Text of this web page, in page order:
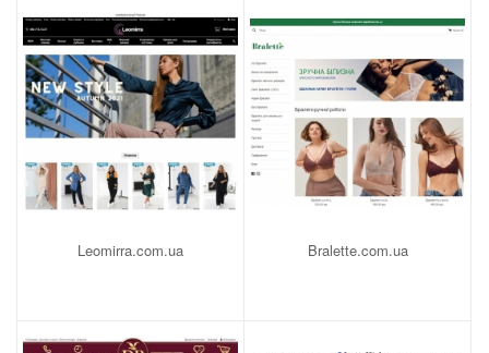
Leomirra.com.ua Bralette.com.ua